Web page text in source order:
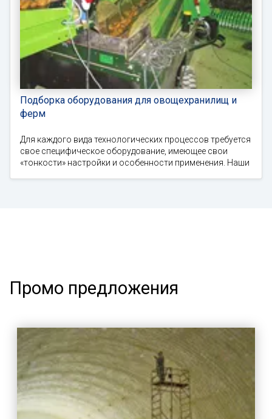
Подборка оборудования для овощехранилищ и
ферм
Для каждого вида технологических процессов требуется
свое специфическое оборудование, имеющее свои
«тонкости» настройки и особенности применения. Наши
Промо предложения